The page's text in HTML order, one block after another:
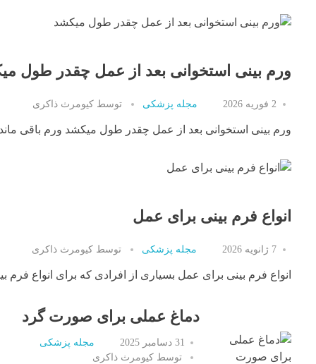
ورم بینی استخوانی بعد از عمل چقدر طول
2 فوریه 2026 مجله پزشکی توسط کیومرث ذاکری
ورم بینی استخوانی بعد از عمل چقدر طول میکشد ورم باقی
انواع فرم بینی برای عمل
7 ژانویه 2026 مجله پزشکی توسط کیومرث ذاکری
انواع فرم بینی برای عمل بسیاری از افرادی که برای انواع فرم
دماغ عملی برای صورت گرد
31 دسامبر 2025
مجله پزشکی
توسط کیومرث ذاکری